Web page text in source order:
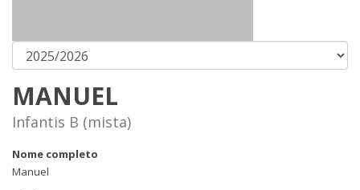
MANUEL
Infantis B (mista)
Nome completo
Manuel